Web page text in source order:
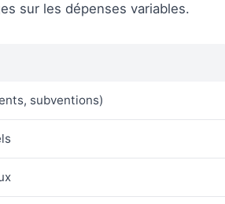
sur les dépenses variables.
subventions)